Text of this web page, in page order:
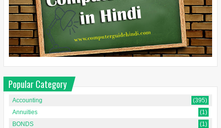
Popular Category
Accounting
(395)
Annuities
(1)
BONDS
(1)